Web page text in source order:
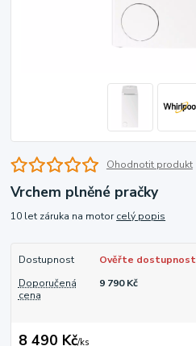
Ohodnotit produkt
Vrchem plněné pračky
10 let záruka na motorcelý popis
Dostupnost
Ověřte dostupnost
Doporučená
cena
9 790 Kč
8 490 Kč/ks